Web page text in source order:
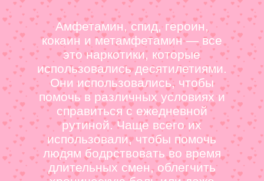
Амфетамин, спид, героин,
кокаин и метамфетамин — все
это наркотики, которые
использовались десятилетиями.
Они использовались, чтобы
помочь в различных условиях и
справиться с ежедневной
рутиной. Чаще всего их
использовали, чтобы помочь
людям бодрствовать во время
длительных смен, облегчить